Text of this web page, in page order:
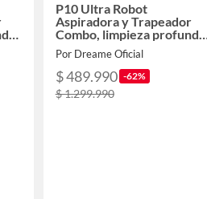
P10 Ultra Robot
Aspiradora y Trapeador
Combo, limpieza profunda
de succión de 18000 Pa
Por Dreame Oficial
$ 489.990 -62%
$ 1.299.990